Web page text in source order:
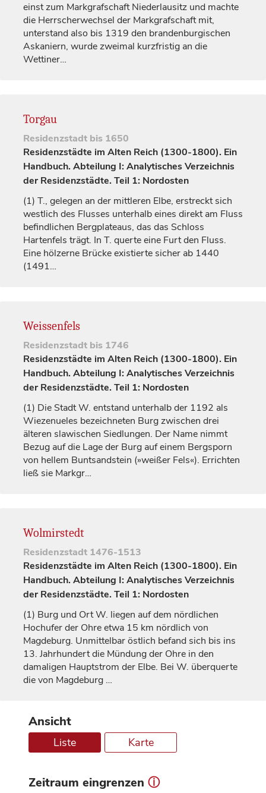
einst zum MarkgrafschaftNiederlausitz und machte
die Herrscherwechsel der Markgrafschaftmit,
unterstand also bis 1319 den brandenburgischen
Askaniern, wurde zweimal kurzfristig an die
Wettiner…
Torgau
Residenzstadt bis 1650
Residenzstädte im Alten Reich (1300-1800). Ein
Handbuch. Abteilung I: Analytisches Verzeichnis
der Residenzstädte. Teil 1: Nordosten
(1) T., gelegen an der mittleren Elbe, erstreckt sich
westlich des Flusses unterhalb eines direkt am Fluss
befindlichen Bergplateaus, das das Schloss
Hartenfels trägt. In T. querte eine Furt den Fluss.
Eine hölzerne Brücke existierte sicher ab 1440
(1491…
Weissenfels
Residenzstadt bis 1746
Residenzstädte im Alten Reich (1300-1800). Ein
Handbuch. Abteilung I: Analytisches Verzeichnis
der Residenzstädte. Teil 1: Nordosten
(1) Die Stadt W. entstand unterhalb der 1192 als
Wiezenueles bezeichneten Burg zwischen drei
älteren slawischen Siedlungen. Der Name nimmt
Bezug auf die Lage der Burg auf einem Bergsporn
von hellem Buntsandstein (»weißer Fels«). Errichten
ließ sie Markgr…
Wolmirstedt
Residenzstadt 1476-1513
Residenzstädte im Alten Reich (1300-1800). Ein
Handbuch. Abteilung I: Analytisches Verzeichnis
der Residenzstädte. Teil 1: Nordosten
(1) Burg und Ort W. liegen auf dem nördlichen
Hochufer der Ohre etwa 15 km nördlich von
Magdeburg. Unmittelbar östlich befand sich bis ins
13. Jahrhundertdie Mündung der Ohre in den
damaligen Hauptstrom der Elbe. Bei W. überquerte
die von Magdeburg …
Ansicht
Liste Karte
Zeitraum eingrenzen ⓘ